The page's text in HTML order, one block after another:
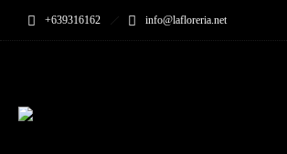
+639316162 info@lafloreria.net